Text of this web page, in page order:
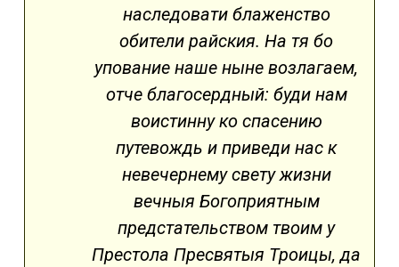
наследовати блаженство
обители райския. На тя бо
упование наше ныне возлагаем,
отче благосердный: буди нам
воистинну ко спасению
путевождь и приведи нас к
невечернему свету жизни
вечныя Богоприятным
предстательством твоим у
Престола Пресвятыя Троицы, да